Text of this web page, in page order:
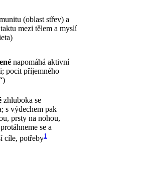
(oblast střev) a
mezi tělem a myslí
napomáhá aktivní
pocit příjemného
zhluboka se
s výdechem pak
prsty na nohou,
se a
cíle, potřeby1